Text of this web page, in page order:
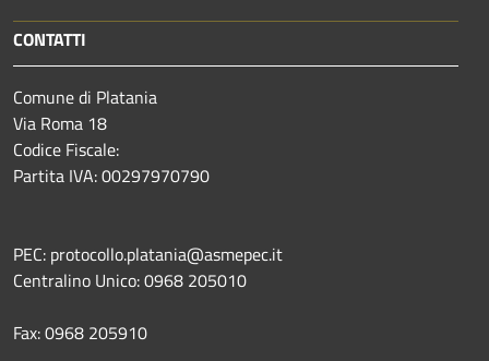
CONTATTI
Comune di Platania
Via Roma 18
Codice Fiscale:
Partita IVA: 00297970790
PEC: protocollo.platania@asmepec.it
Centralino Unico: 0968 205010
Fax: 0968 205910